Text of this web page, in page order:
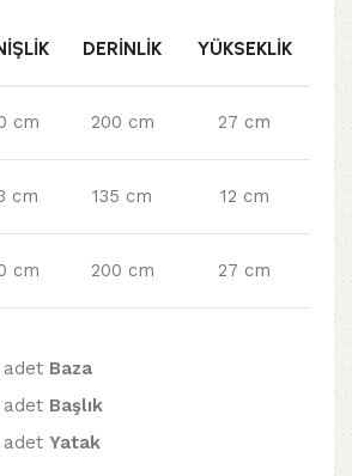
DERINLIK YÜKSEKLIK
cm 200 cm 27 cm
cm 135 cm 12 cm
cm 200 cm 27 cm
adet Baza
adet Başlık
adet Yatak